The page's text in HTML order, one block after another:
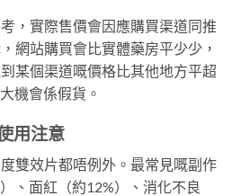
，實際售價會因應購買渠道同推
網站購買會比實體藥房平少少，
某個渠道嘅價格比其他地方平超
機會係假貨。
用注意
雙效片都唔例外。最常見嘅副作
、面紅（約12%）、消化不良